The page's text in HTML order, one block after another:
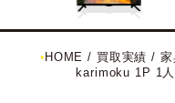
HOME / 買取実績 / 家
karimoku 1P 1